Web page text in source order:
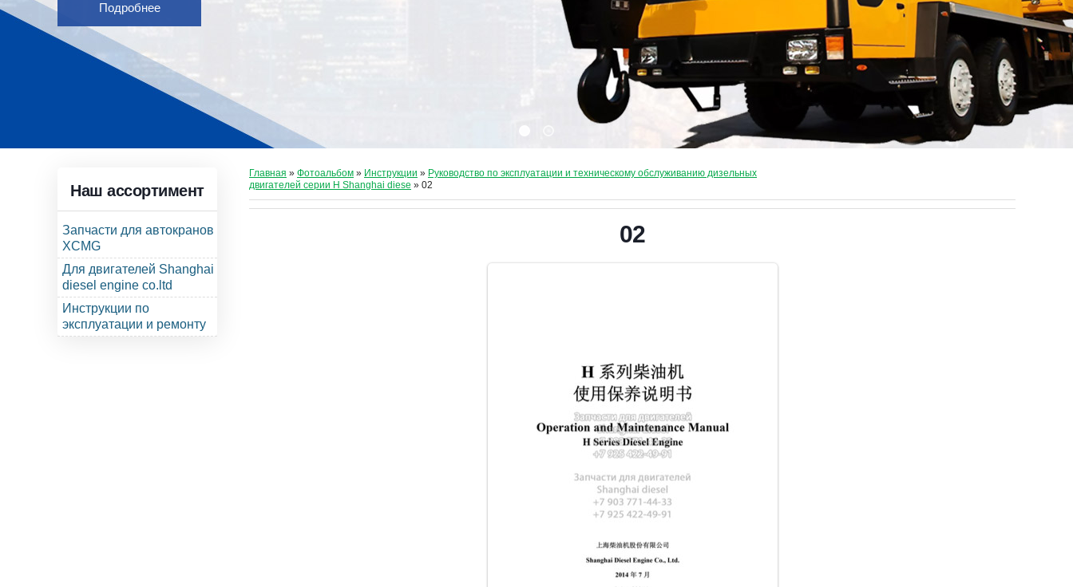
Подробнее
Наш ассортимент
Запчасти для автокранов
XCMG
Для двигателей Shanghai
diesel engine co.ltd
Инструкции по
эксплуатации и ремонту
Главная » Фотоальбом » Инструкции » Руководство по эксплуатации и техническому обслуживанию дизельных
двигателей серии Н Shanghai diese » 02
02